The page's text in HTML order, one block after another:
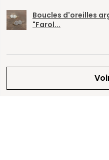
Boucles d'oreilles
"Farol...